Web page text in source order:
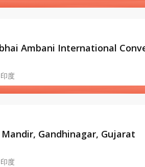
Ambani International
Centre, BKC, Mumbai
印度
Gandhinagar, Gujarat
印度